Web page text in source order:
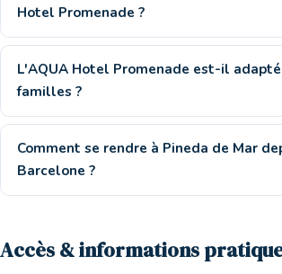
Hotel Promenade ?
L'AQUA Hotel Promenade est-il
familles ?
Comment se rendre à Pineda de Mar
Barcelone ?
Accès & informations